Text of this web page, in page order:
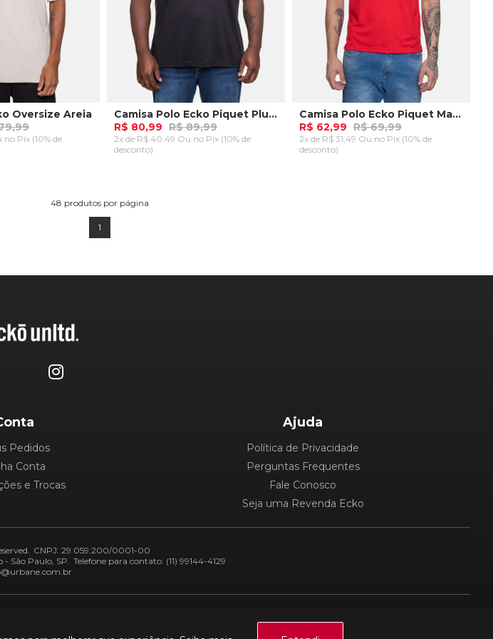
Oversize Areia
no Pix (10% de
Camisa Polo Ecko Piquet Plus Size Preta
R$ 80,99 R$ 89,99
2x de R$ 40,49 Ou no Pix (10% de
desconto)
Camisa Polo Ecko Piquet Masculina Vermelha
R$ 62,99 R$ 69,99
2x de R$ 31,49 Ou no Pix (10% de
desconto)
48 produtos por página
1
Pedidos
Conta
e Trocas
Ajuda
Política de Privacidade
Perguntas Frequentes
Fale Conosco
Seja uma Revenda Ecko
CNPJ: 29.059.200/0001-00
- São Paulo, SP. Telefone para contato: (11) 99144-4129